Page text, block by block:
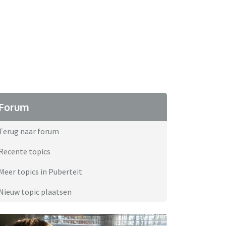
naar forum
topics
topics in Puberteit
topic plaatsen